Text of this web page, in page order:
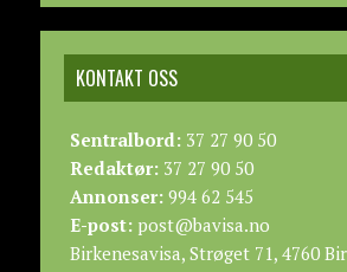
KONTAKT OSS
Sentralbord:37 27 90 50
Redaktør:37 27 90 50
Annonser:994 62 545
E-post:post@bavisa.no
Birkenesavisa, Strøget 71, 4760